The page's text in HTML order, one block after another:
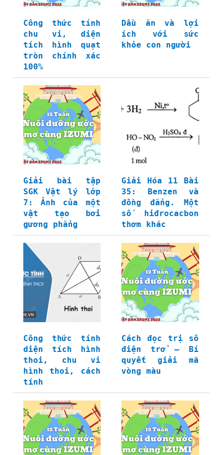
Công thức tính
chu vi, diện
tích hình quạt
tròn chính xác
100%
Dầu ăn và lợi
ích với sức
khỏe con người
Giải bài tập
SGK Vật lý lớp
7: Ảnh của một
vật tạo bởi
gương phẳng
Giải Hóa 11 Bài
35: Benzen và
đồng đẳng. Một
số hiđrocacbon
thơm khác
Công thức tính
diện tích hình
thoi, chu vi
hình thoi, cách
tính
Cách đọc trị số
điện trở – Bí
quyết giải mã
vòng màu